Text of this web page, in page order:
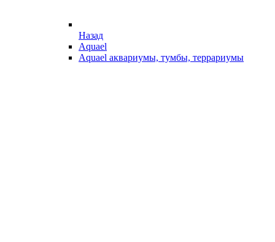
Назад
Aquael
Aquael аквариумы, тумбы, террариумы